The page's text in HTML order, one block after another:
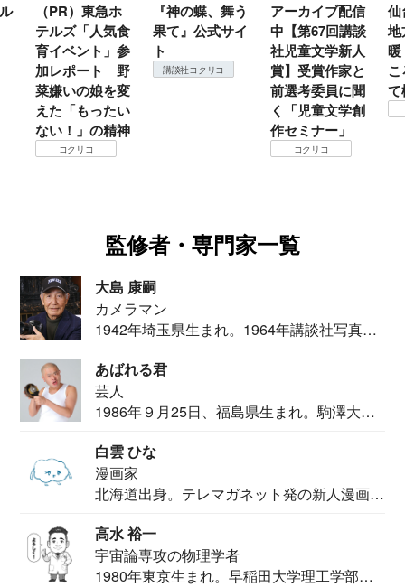
（PR）東急ホ
テルズ「人気食
育イベント」参
加レポート 野
菜嫌いの娘を変
えた「もったい
ない！」の精神
コクリコ
『神の蝶、舞う
果て』公式サイ
ト
講談社コクリコ
アーカイブ配信
中【第67回講談
社児童文学新人
賞】受賞作家と
前選考委員に聞
く「児童文学創
作セミナー」
コクリコ
仙
地
て
監修者・専門家一覧
大島 康嗣
カメラマン
1942年埼玉県生まれ。1964年講談社写真部
あばれる君
芸人
1986年９月25日、福島県生まれ。駒澤大学
白雲 ひな
漫画家
北海道出身。テレマガネット発の新人漫画
高水 裕一
宇宙論専攻の物理学者
1980年東京生まれ。早稲田大学理工学部物